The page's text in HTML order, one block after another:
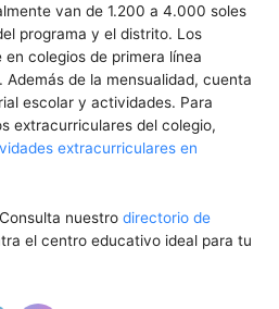
van de 1.200 a 4.000 soles
programa y el distrito. Los
colegios de primera línea
Además de la mensualidad, cuenta
escolar y actividades. Para
extracurriculares del colegio,
extracurriculares en
nuestrodirectorio de
el centro educativo ideal para tu